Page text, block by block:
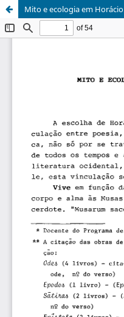
Mito e ecologia em Horácio